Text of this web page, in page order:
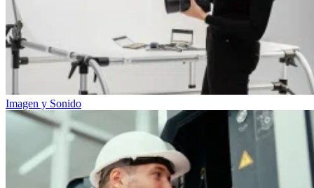
Imagen y Sonido